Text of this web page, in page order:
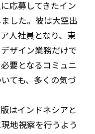
応募してきたイン
した。彼は大空出
人社員となり、東
ザイン業務だけで
要となるコミュニ
ても、多くの気づ
はインドネシアと
地視察を行うよう